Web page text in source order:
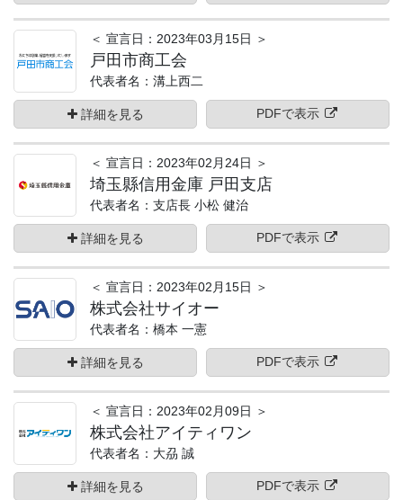
＜ 宣言日：2023年03月15日 ＞
戸田市商工会
代表者名：溝上西二
詳細を見る PDFで表示
＜ 宣言日：2023年02月24日 ＞
埼玉縣信用金庫 戸田支店
代表者名：支店長 小松 健治
詳細を見る PDFで表示
＜ 宣言日：2023年02月15日 ＞
株式会社サイオー
代表者名：橋本 一憲
詳細を見る PDFで表示
＜ 宣言日：2023年02月09日 ＞
株式会社アイティワン
代表者名：大刕 誠
詳細を見る PDFで表示